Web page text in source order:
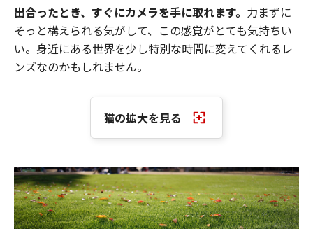
出合ったとき、すぐにカメラを手に取れます。 力まずに
そっと構えられる気がして、この感覚がとても気持ちい
い。身近にある世界を少し特別な時間に変えてくれるレ
ンズなのかもしれません。
猫の拡大を見る